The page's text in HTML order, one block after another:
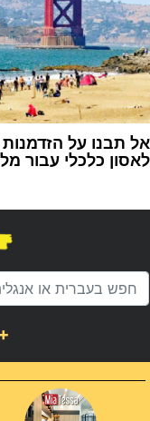
אל תבנו על
לאסון כלכלי עבור